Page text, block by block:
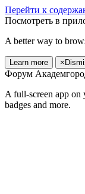
Перейти к
Посмотреть в
A better way to
Learn more ×
Форум
A full-screen app on
badges and more.